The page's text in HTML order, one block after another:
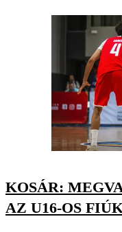
KOSÁR:
AZ U16-OS